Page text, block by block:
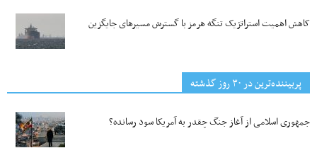
کاهش اهمیت استراتژیک تنگه‌ هرمز با گسترش مسیرهای جایگزین
پربیننده‌ترین‌ در ۳۰ روز گذشته
جمهوری اسلامی از آغاز جنگ چقدر به آمریکا سود رسانده؟